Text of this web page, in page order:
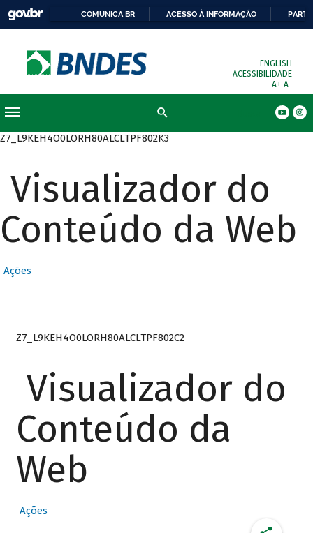
COMUNICA BR ACESSO À INFORMAÇÃO
ENGLISH
ACESSIBILIDADE
A+ A-
Z7_L9KEH4O0LORH80ALCLTPF802K3
Visualizador do
Conteúdo da Web
Ações
Z7_L9KEH4O0LORH80ALCLTPF802C2
Visualizador do
Conteúdo da
Web
Ações